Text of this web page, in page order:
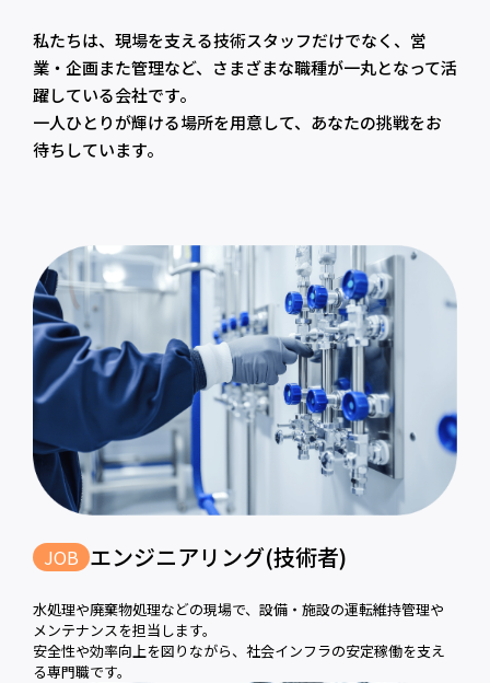
私たちは、現場を支える技術スタッフだけでなく、営
業・企画また管理など、さまざまな職種が一丸となって活
躍している会社です。
一人ひとりが輝ける場所を用意して、あなたの挑戦をお
待ちしています。
JOB エンジニアリング(技術者)
水処理や廃棄物処理などの現場で、設備・施設の運転維持管理や
メンテナンスを担当します。
安全性や効率向上を図りながら、社会インフラの安定稼働を支え
る専門職です。